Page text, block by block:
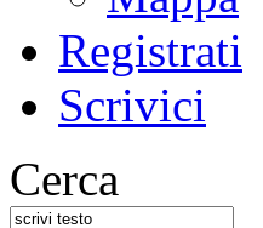
Registrati
Scrivici
Cerca